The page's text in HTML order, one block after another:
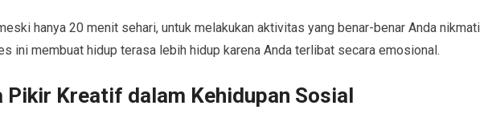
hanya 20 menit sehari, untuk melakukan aktivitas yang benar-benar Anda nikmati
ini membuat hidup terasa lebih hidup karena Anda terlibat secara emosional.
Pikir Kreatif dalam Kehidupan Sosial